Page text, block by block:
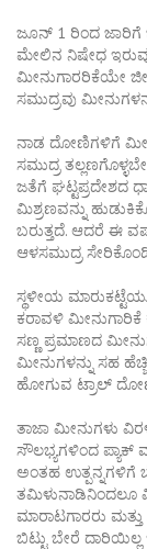
ಜೂನ್ 1 ರಿಂದ ಜಾರಿಗೆ
ಮೇಲಿನ ನಿಷೇಧ
ಮೀನುಗಾರರಿಕೆಯೇ
ಸಮುದ್ರವು
ನಾಡ ದೋಣಿಗಳಿಗೆ
ಸಮುದ್ರ
ಜತೆಗೆ ಘಟ್ಟಪ್ರದೇಶದ
ಮಿಶ್ರಣವನ್ನು
ಬರುತ್ತದೆ. ಆದರೆ ಈ
ಆಳಸಮುದ್ರ
ಸ್ಥಳೀಯ
ಕರಾವಳಿ ಮೀನುಗಾರಿಕೆ
ಸಣ್ಣ ಪ್ರಮಾಣದ
ಮೀನುಗಳನ್ನು ಸಹ
ಹೋಗುವ ಟ್ರಾಲ್
ತಾಜಾ ಮೀನುಗಳು
ಸೌಲಭ್ಯಗಳಿಂದ ಪ್ಯಾಕ್
ಅಂತಹ ಉತ್ಪನ್ನಗಳಿಗೆ
ತಮಿಳುನಾಡಿನಿಂದಲೂ
ಮಾರಾಟಗಾರರು
ಬಿಟ್ಟು ಬೇರೆ ದಾರಿಯಿಲ್ಲ